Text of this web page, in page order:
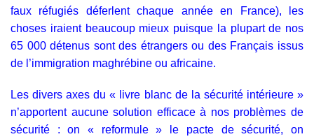
faux réfugiés déferlent chaque année en France), les
choses iraient beaucoup mieux puisque la plupart de nos
65 000 détenus sont des étrangers ou des Français issus
de l’immigration maghrébine ou africaine.
Les divers axes du « livre blanc de la sécurité intérieure »
n’apportent aucune solution efficace à nos problèmes de
sécurité : on « reformule » le pacte de sécurité, on